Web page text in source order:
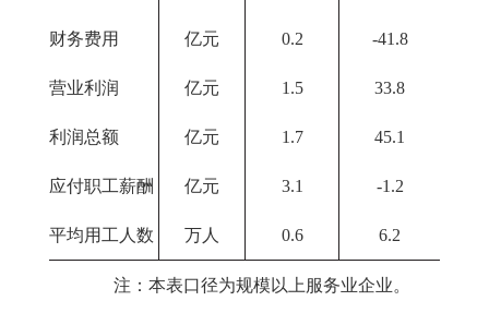
财务费用 亿元 0.2 -41.8
营业利润 亿元 1.5 33.8
利润总额 亿元 1.7 45.1
应付职工薪酬 亿元 3.1 -1.2
平均用工人数 万人 0.6 6.2
注：本表口径为规模以上服务业企业。